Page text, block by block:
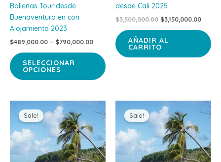
Ballenas Tour desde
Buenaventura en con
Alojamiento 2023
$489,000.00 – $790,000.00
SELECCIONAR
OPCIONES
página
producto
desde Cali 2025
$3,500,000.00 $3,150,000.00
AÑADIR AL
CARRITO
Sale!
Original
price
was:
$3,800,000.00.
Current
price
is:
$3,450,000.00.
Sale!
Original
price
was:
$3,200,000.00.
price
is: